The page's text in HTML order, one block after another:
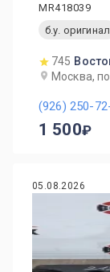
MR418039
б.у. оригинал
745
Москва,
(926) 250-
1 500
05.08.2026